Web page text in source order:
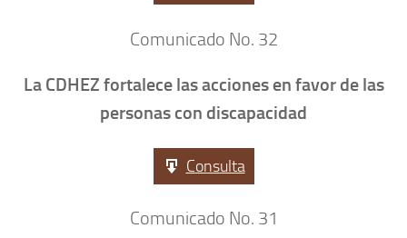
Comunicado No. 32
La CDHEZ fortalece las acciones en favor de las
personas con discapacidad
Consulta
Comunicado No. 31